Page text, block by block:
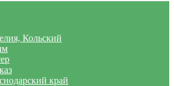
Кольский
край